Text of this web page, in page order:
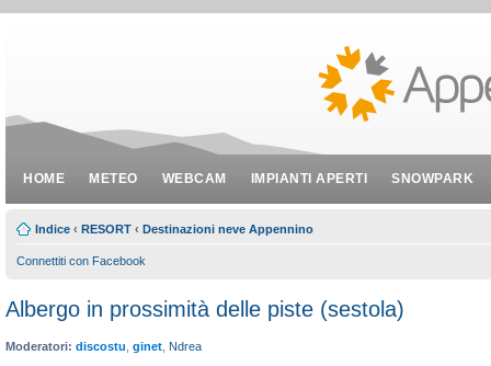
HOME METEO WEBCAM IMPIANTI APERTI SNOWPARK
Indice ‹ RESORT ‹ Destinazioni neve Appennino
Connettiti con Facebook
Albergo in prossimità delle piste (sestola)
Moderatori: discostu ginet Ndrea